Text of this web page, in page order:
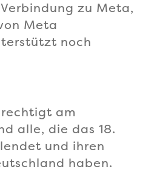
zu Meta,
Meta
noch
am
alle, die das 18.
und ihren
haben.